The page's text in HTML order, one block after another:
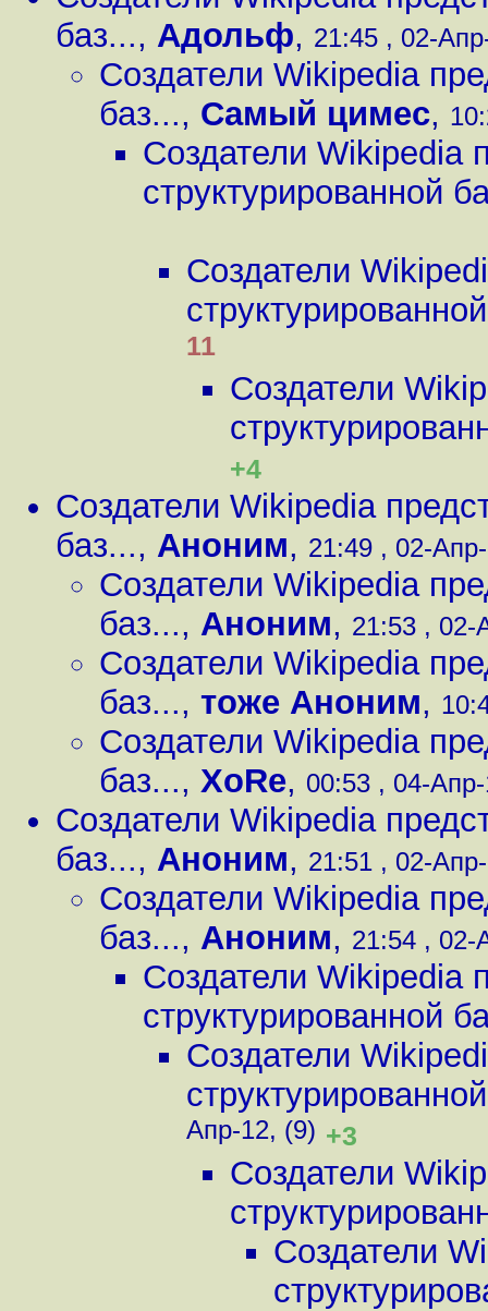
баз..., Адольф, 21:45 , 02-
Создатели Wikipedia
баз..., Самый цимес,
Создатели Wikipedia
структурированной
Создатели
11
Создатели
+4
Создатели Wikipedia
баз..., Аноним, 21:49 , 02-
Создатели Wikipedia
баз..., Аноним, 21:53 , 02-
Создатели Wikipedia
баз..., тоже Аноним,
Создатели Wikipedia
баз..., XoRe, 00:53 , 04-
Создатели Wikipedia
баз..., Аноним, 21:51 , 02-
Создатели Wikipedia
баз..., Аноним, 21:54 , 02-
Создатели Wikipedia
структурированной
Создатели
Апр-12, (9) +3
Создатели
Создатели